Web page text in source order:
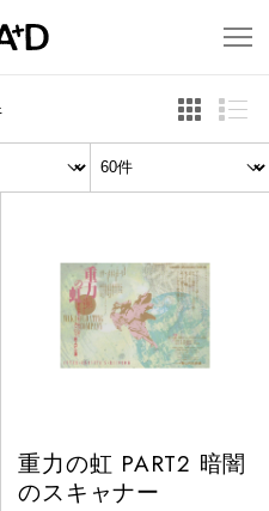
重力の虹 PART2 暗闇
のスキャナー